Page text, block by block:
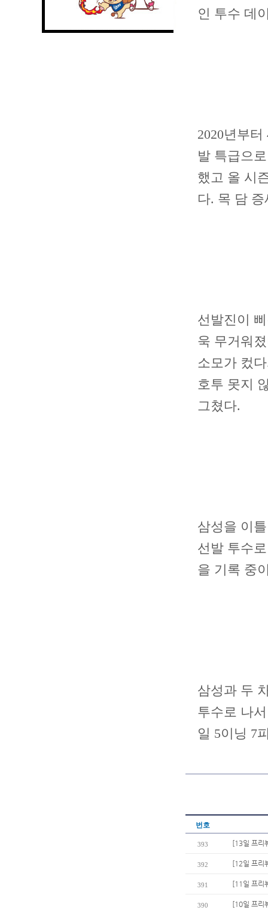
인 투수 데
2020년부
발 특급으
했고 올 시
다. 목 담
선발진이
욱 무거워
소모가 컸
호투 못지
그쳤다.
삼성을 이
선발 투수
을 기록 중
삼성과 두
투수로 나
일 5이닝 7
번호
393 [13일 프리
392 [12일 프리
391 [11일 프리
390 [10일 프리